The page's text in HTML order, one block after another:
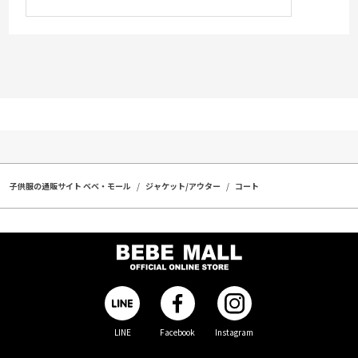
子供服の通販サイト ベベ・モール ジャケット/アウター コート
LINE Facebook Instagram